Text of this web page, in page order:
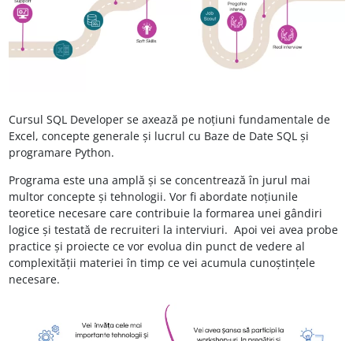
Cursul SQL Developer se axează pe noțiuni fundamentale de
Excel, concepte generale și lucrul cu Baze de Date SQL și
programare Python.
Programa este una amplă și se concentrează în jurul mai
multor concepte și tehnologii. Vor fi abordate noțiunile
teoretice necesare care contribuie la formarea unei gândiri
logice și testată de recruiteri la interviuri. Apoi vei avea probe
practice și proiecte ce vor evolua din punct de vedere al
complexității materiei în timp ce vei acumula cunoștințele
necesare.